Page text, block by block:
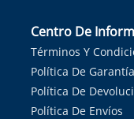
Centro De
Términos Y
Política De Garantía
Política De
Política De Envíos